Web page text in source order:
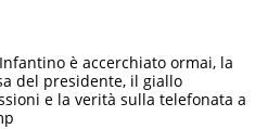
è accerchiato ormai, la
del presidente, il giallo
e la verità sulla telefonata a